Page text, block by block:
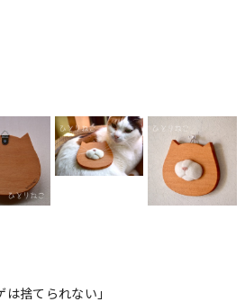
捨てられない」